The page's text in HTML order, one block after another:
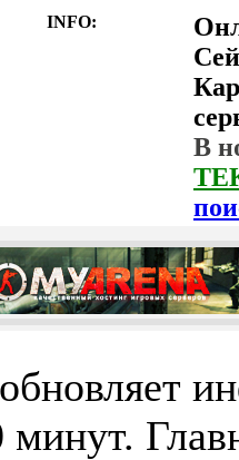
INFO:
В
минут.